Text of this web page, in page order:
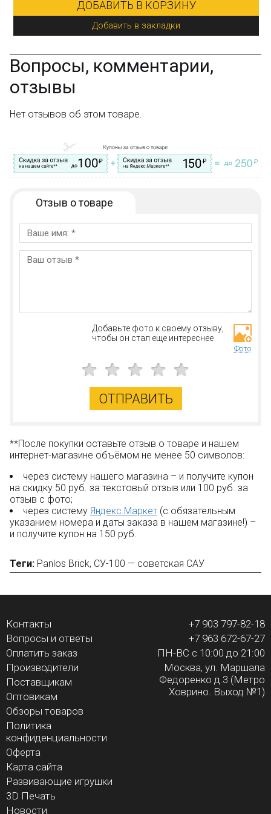
ДОБАВИТЬ В КОРЗИНУ
Добавить в закладки
Вопросы, комментарии,
отзывы
Нет отзывов об этом товаре.
Отзыв о товаре
Добавьте фото к своему отзыву,
чтобы он стал еще интереснее
Фото
ОТПРАВИТЬ
**После покупки оставьте отзыв о товаре и нашем
интернет-магазине объёмом не менее 50 символов:
через систему нашего магазина – и получите купон
на скидку 50 руб. за текстовый отзыв или 100 руб. за
отзыв с фото;
через систему Яндекс.Маркет (с обязательным
указанием номера и даты заказа в нашем магазине!) –
и получите купон на 150 руб.
Теги: Panlos Brick, СУ-100 — советская САУ
Контакты
Вопросы и ответы
Оплатить заказ
Производители
Поставщикам
Оптовикам
Обзоры товаров
Политика
конфиденциальности
Оферта
Карта сайта
Развивающие игрушки
3D Печать
Новости
+7 903 797-82-18
+7 963 672-67-27
ПН-ВС с 10:00 до 21:00
Москва, ул. Маршала
Федоренко д.3 (Метро
Ховрино. Выход №1)